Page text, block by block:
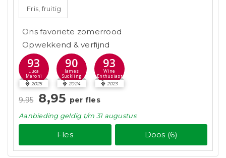
Fris, fruitig
Ons favoriete zomerrood
Opwekkend & verfijnd
93
Luca
Maroni
2025
90
James
Suckling
2024
93
Wine
Enthusiast
2023
9,95 8,95 per fles
Aanbieding geldigt/m 31 augustus
Fles Doos (6)